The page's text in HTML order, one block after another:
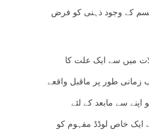
کے وجود ذہنی کو فرض
میں سے ایک علت کا
طور پر ماقبل واقعے
اپنے سے مابعد کے لئے
ایک خاص لوڈڈ مفہوم کو